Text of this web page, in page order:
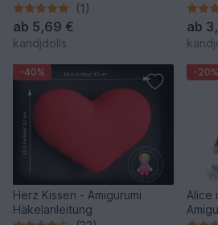
(1)
ab 5,69 €
kandjdolls
ab
-40%
Herz Kissen - Amigurumi
Häkelanleitung
-20%
Alice